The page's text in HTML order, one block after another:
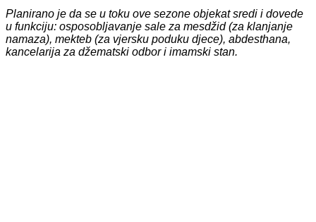
Planirano je da se u toku ove sezone objekat sredi i dovede
u funkciju: osposobljavanje sale za mesdžid (za klanjanje
namaza), mekteb (za vjersku poduku djece), abdesthana,
kancelarija za džematski odbor i imamski stan.